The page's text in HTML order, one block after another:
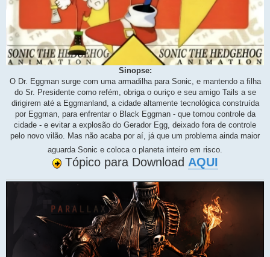
Sinopse:
O Dr. Eggman surge com uma armadilha para Sonic, e mantendo a filha
do Sr. Presidente como refém, obriga o ouriço e seu amigo Tails a se
dirigirem até a Eggmanland, a cidade altamente tecnológica construída
por Eggman, para enfrentar o Black Eggman - que tomou controle da
cidade - e evitar a explosão do Gerador Egg, deixado fora de controle
pelo novo vilão. Mas não acaba por aí, já que um problema ainda maior
aguarda Sonic e coloca o planeta inteiro em risco.
Tópico para Download AQUI